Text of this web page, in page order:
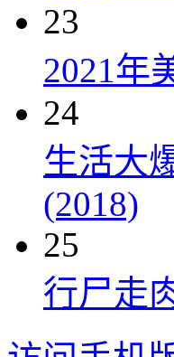
23
2021年
24
生活大
(2018)
25
行尸走